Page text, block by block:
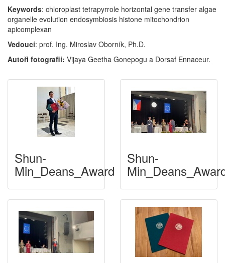
Keywords: chloroplast tetrapyrrole horizontal gene transfer algae
organelle evolution endosymbiosis histone mitochondrion
apicomplexan
Vedoucí: prof. Ing. Miroslav Oborník, Ph.D.
Autoři fotografií: Vijaya Geetha Gonepogu a Dorsaf Ennaceur.
Shun-
Min_Deans_Award
Shun-